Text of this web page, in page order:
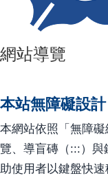
網站導覽
本站無障礙設
本網站依照「無障
覽、導盲磚（:::）
助使用者以鍵盤快速